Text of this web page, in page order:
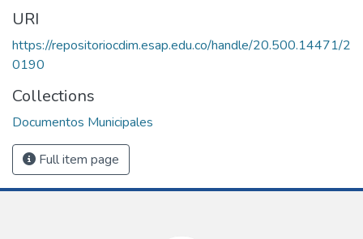
URI
https://repositoriocdim.esap.edu.co/handle/20.500.14471/2
0190
Collections
Documentos Municipales
Full item page